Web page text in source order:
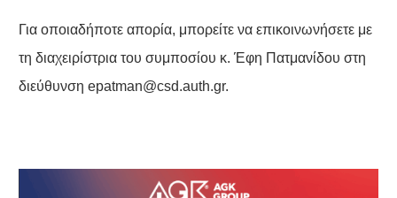
Για οποιαδήποτε απορία, μπορείτε να επικοινωνήσετε με
τη διαχειρίστρια του συμποσίου κ. Έφη Πατμανίδου στη
διεύθυνση epatman@csd.auth.gr.